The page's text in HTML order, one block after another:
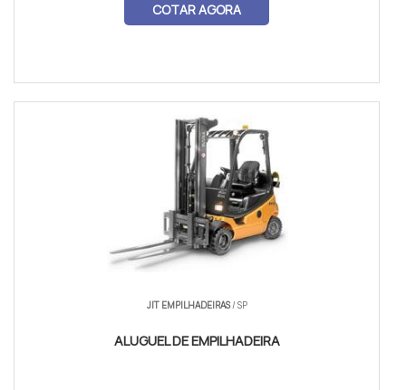
COTAR AGORA
JIT EMPILHADEIRAS/ SP
ALUGUEL DE EMPILHADEIRA